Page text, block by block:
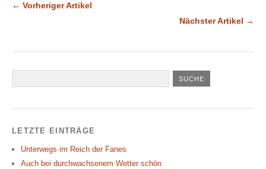
← Vorheriger Artikel
Nächster Artikel →
LETZTE EINTRÄGE
Unterwegs im Reich der Fanes
Auch bei durchwachsenem Wetter schön